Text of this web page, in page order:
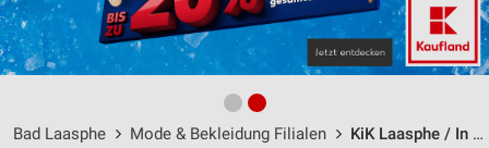
Bad Laasphe Mode & Bekleidung Filialen KiK Laasphe / In der Stockwiese 23 - Öffnungszeiten & Adresse